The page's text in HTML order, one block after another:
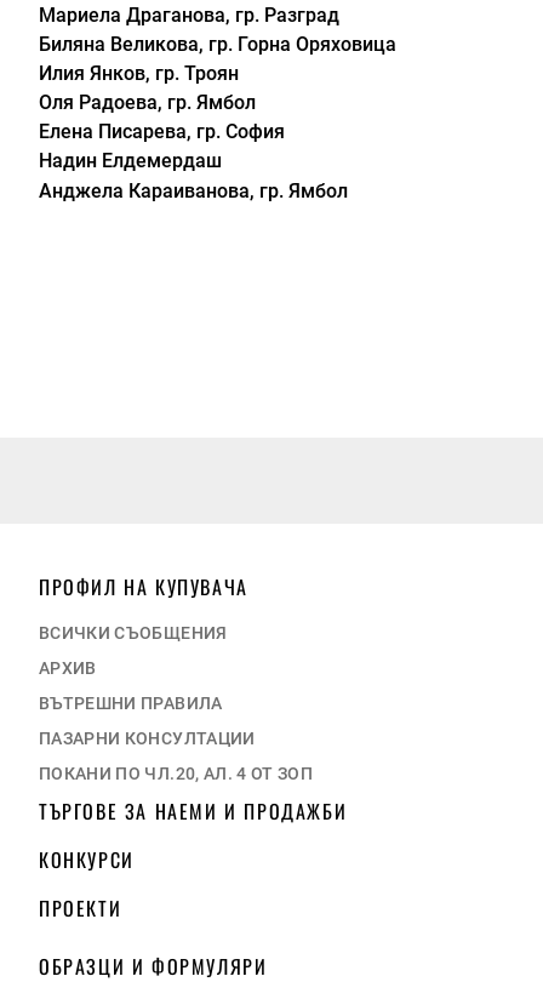
Мариела Драганова, гр. Разград
Биляна Великова, гр. Горна Оряховица
Илия Янков, гр. Троян
Оля Радоева, гр. Ямбол
Елена Писарева, гр. София
Надин Елдемердаш
Анджела Караиванова, гр. Ямбол
ПРОФИЛ НА КУПУВАЧА
ВСИЧКИ СЪОБЩЕНИЯ
АРХИВ
ВЪТРЕШНИ ПРАВИЛА
ПАЗАРНИ КОНСУЛТАЦИИ
ПОКАНИ ПО ЧЛ.20, АЛ. 4 ОТ ЗОП
ТЪРГОВЕ ЗА НАЕМИ И ПРОДАЖБИ
КОНКУРСИ
ПРОЕКТИ
ОБРАЗЦИ И ФОРМУЛЯРИ